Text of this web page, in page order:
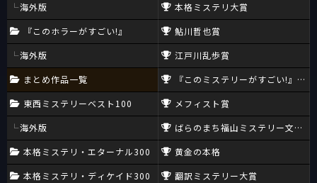
海外版
『このホラーがすごい!』
海外版
まとめ作品一覧
東西ミステリーベスト100
海外版
本格ミステリ・エターナル300
本格ミステリ・ディケイド300
本格ミステリ大賞
鮎川哲也賞
江戸川乱歩賞
『このミステリーがすごい!』大賞
メフィスト賞
ばらのまち福山ミステリー文学新
黄金の本格
翻訳ミステリー大賞